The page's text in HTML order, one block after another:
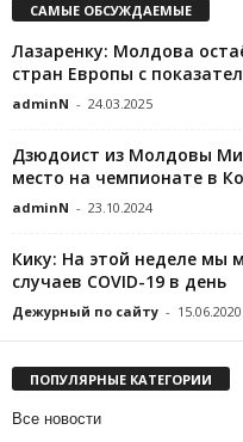
САМЫЕ ОБСУЖДАЕМЫЕ
Лазаренку: Молдова
стран Европы с
adminN - 24.03.2025
Дзюдоист из Молдовы
место на чемпионате в
adminN - 23.10.2024
Кику: На этой неделе мы
случаев COVID-19 в день
Дежурный по сайту - 15.06.2020
ПОПУЛЯРНЫЕ КАТЕГОРИИ
Все новости